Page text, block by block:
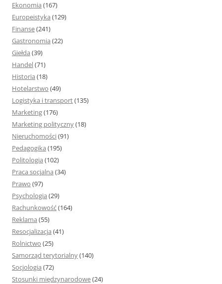
Ekonomia (167)
Europeistyka (129)
Finanse(241)
Gastronomia (22)
Giełda (39)
Handel(71)
Historia (18)
Hotelarstwo (49)
Logistyka i transport(135)
Marketing(176)
Marketing polityczny(18)
Nieruchomości(91)
Pedagogika (195)
Politologia (102)
Praca socjalna (34)
Prawo (97)
Psychologia (29)
Rachunkowość(164)
Reklama (55)
Resocjalizacja (41)
Rolnictwo (25)
Samorząd terytorialny(140)
Socjologia (72)
Stosunki międzynarodowe(24)